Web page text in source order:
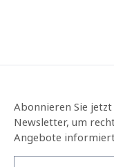
Abonnieren Sie
Newsletter, um
Angebote